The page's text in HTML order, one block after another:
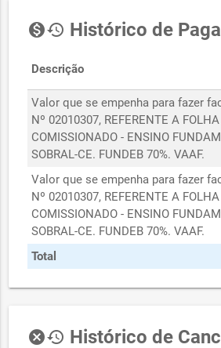
monetization_onhistory Histórico de
Descrição
Valor que se empenha para fazer
Nº 02010307, REFERENTE A
COMISSIONADO - ENSINO
SOBRAL-CE. FUNDEB 70%. VAAF.
Valor que se empenha para fazer
Nº 02010307, REFERENTE A
COMISSIONADO - ENSINO
SOBRAL-CE. FUNDEB 70%. VAAF.
Total
cancelhistory Histórico de